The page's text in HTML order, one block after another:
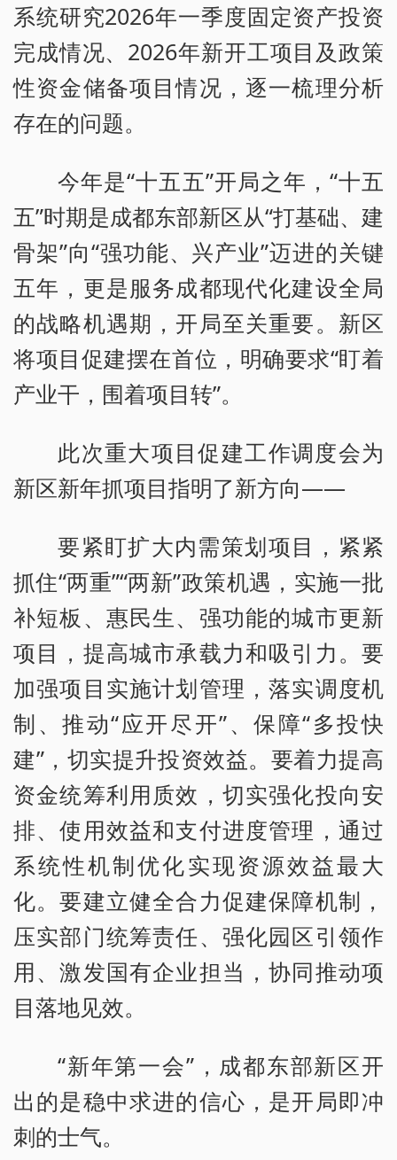
系统研究2026年一季度固定资产投资
完成情况、2026年新开工项目及政策
性资金储备项目情况，逐一梳理分析
存在的问题。
今年是“十五五”开局之年，“十五
五”时期是成都东部新区从“打基础、建
骨架”向“强功能、兴产业”迈进的关键
五年，更是服务成都现代化建设全局
的战略机遇期，开局至关重要。新区
将项目促建摆在首位，明确要求“盯着
产业干，围着项目转”。
此次重大项目促建工作调度会为
新区新年抓项目指明了新方向——
要紧盯扩大内需策划项目，紧紧
抓住“两重”“两新”政策机遇，实施一批
补短板、惠民生、强功能的城市更新
项目，提高城市承载力和吸引力。要
加强项目实施计划管理，落实调度机
制、推动“应开尽开”、保障“多投快
建”，切实提升投资效益。要着力提高
资金统筹利用质效，切实强化投向安
排、使用效益和支付进度管理，通过
系统性机制优化实现资源效益最大
化。要建立健全合力促建保障机制，
压实部门统筹责任、强化园区引领作
用、激发国有企业担当，协同推动项
目落地见效。
“新年第一会”，成都东部新区开
出的是稳中求进的信心，是开局即冲
刺的士气。